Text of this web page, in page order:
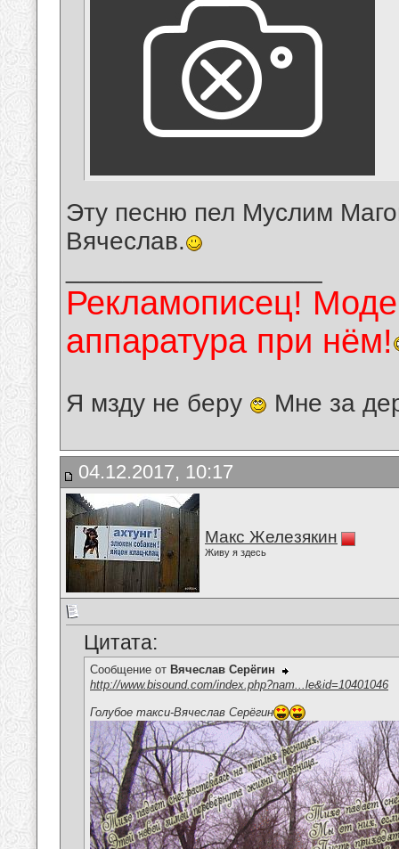
Эту песню пел Муслим
Вячеслав.
Рекламописец!
аппаратура при нём!
Я мзду не беру Мне за
04.12.2017, 10:17
Макс Железякин
Живу я здесь
Цитата:
Сообщение от Вячеслав Серёгин
http://www.bisound.com/index.php?nam...le&id=10401046
Голубое такси-Вячеслав Серёгин